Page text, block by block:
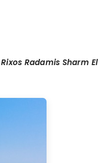
Radamis Sharm El